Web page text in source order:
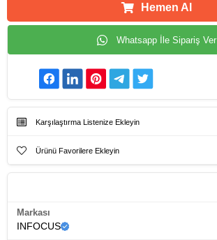
Hemen Al
Whatsapp İle Sipariş Ver
Karşılaştırma Listenize Ekleyin
Ürünü Favorilere Ekleyin
Markası
INFOCUS